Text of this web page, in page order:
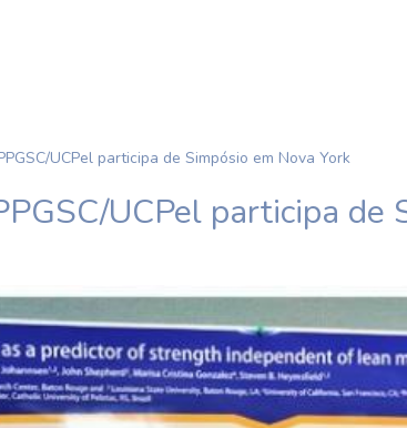
UCPel participa de Simpósio em Nova York
UCPel participa de